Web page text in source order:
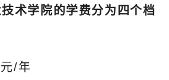
术学院的学费分为四个档
/年